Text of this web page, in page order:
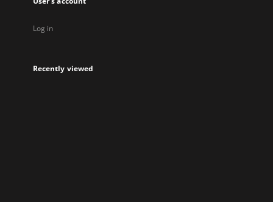
Log in
Recently viewed